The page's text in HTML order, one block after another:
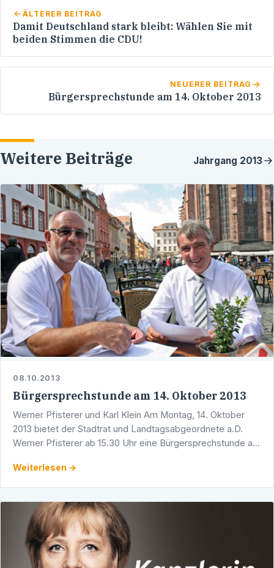
ÄLTERER BEITRAG
Damit Deutschland stark bleibt: Wählen Sie mit
beiden Stimmen die CDU!
NEUERER BEITRAG
Bürgersprechstunde am 14. Oktober 2013
Weitere Beiträge Jahrgang 2013
08.10.2013
Bürgersprechstunde am 14. Oktober 2013
Werner Pfisterer und Karl Klein Am Montag, 14. Oktober
2013 bietet der Stadtrat und Landtagsabgeordnete a.D.
Werner Pfisterer ab 15.30 Uhr eine Bürgersprechstunde an.
Weiterlesen →